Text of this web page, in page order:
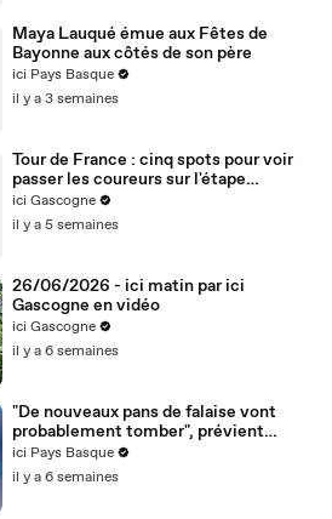
Maya Lauqué émue aux Fêtes de
Bayonne aux côtés de son père
ici Pays Basque
il y a 3 semaines
Tour de France : cinq spots pour voir
passer les coureurs sur l'étape
Hagetmau-Bordeaux
ici Gascogne
il y a 5 semaines
26/06/2026 - ici matin par ici
Gascogne en vidéo
ici Gascogne
il y a 6 semaines
"De nouveaux pans de falaise vont
probablement tomber", prévient
Bernard Dulau, de l’association Anglet
Vert Océan
ici Pays Basque
il y a 6 semaines